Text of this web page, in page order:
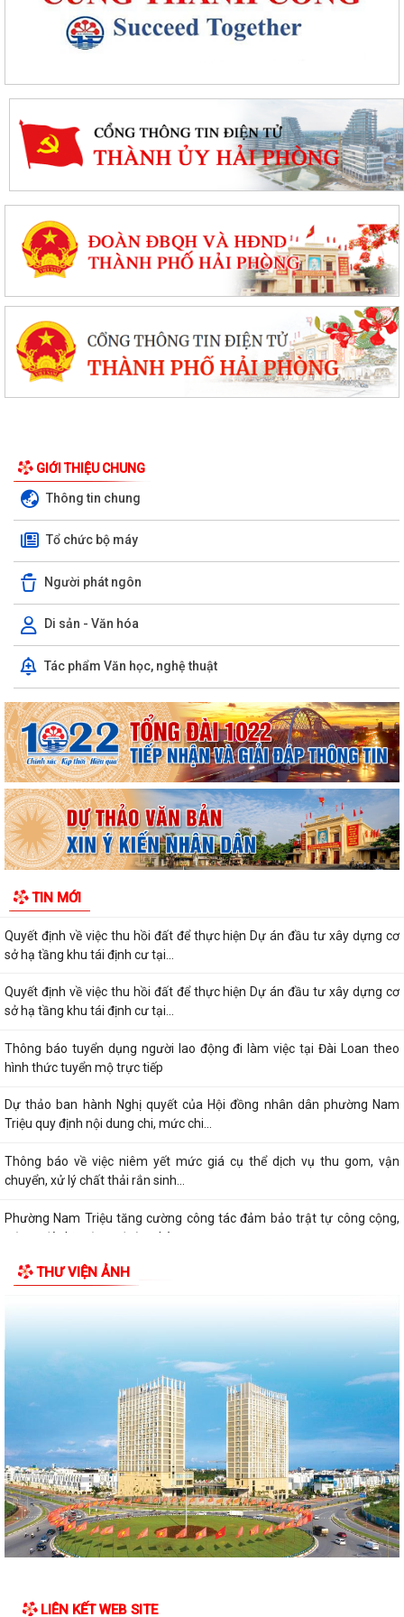
GIỚI THIỆU CHUNG
Thông tin chung
Tổ chức bộ máy
Người phát ngôn
Di sản - Văn hóa
Tác phẩm Văn học, nghệ thuật
TIN MỚI
Chuyển đổi số, thanh toán không dùng tiền mặt và tham gia Bản đồ
Xây dựng Bản đồ Ẩm thực số Hải Phòng và mở rộng mô hình chuyển
đổi số, thanh toán không dùng tiền...
kinh doanh, Hợp tác xã năm 2026
PHƯỜNG NAM TRIỆU TÍCH CỰC TUYÊN TRUYỀN HƯỚNG DẪN NÔNG
DÂN PHÒNG CHỐNG NẮNG NÓNG CHO THỦY SẢN NUÔI
Quyết định về việc ủy quyền thực hiện nhiệm vụ thuộc thẩm quyền của
Ủy ban nhân dân thành phố trong...
Thông báo tàu cá hết hạn Giấy chứng nhận an toàn kỹ thuật (đăng
Thông báo về số lượng, tên gọi các Tổ dân phố trên địa bàn phường
Nam Triệu
Nghị quyết về việc sắp xếp, tổ chức lại tổ dân phố trên địa bàn phường
Nam Triệu
Các quyết định về việc thu hồi đất để thực hiện Dự án đầu tư xây dựng
cơ sở hạ tầng khu tái định...
Ủy ban nhân dân phường Nam...
Điện lực Thủy Nguyên triển khai thanh toán tiền điện không dùng tiền
mặt trên địa bàn Điện lực Thủy...
Đề nghị hỗ trợ giới thiệu nguồn hiện vật và kết nối thân nhân liệt sĩ, cựu
chiến binh phục vụ cuộc...
Quyết định về việc phê duyệt giá đất cụ thể; phương án bồi thường bồi
thường, hỗ trợ, tái định cư...
sở hạ tầng khu tái định cư tại...
Quyết định về việc thu hồi đất để thực hiện Dự án đầu tư xây dựng cơ
sở hạ tầng khu tái định cư tại...
Quyết định về việc thu hồi đất để thực hiện Dự án đầu tư xây dựng cơ
sở hạ tầng khu tái định cư tại...
Thông báo tuyển dụng người lao động đi làm việc tại Đài Loan theo
hình thức tuyển mộ trực tiếp
Dự thảo ban hành Nghị quyết của Hội đồng nhân dân phường Nam
Triệu quy định nội dung chi, mức chi...
Thông báo về việc niêm yết mức giá cụ thể dịch vụ thu gom, vận
chuyển, xử lý chất thải rắn sinh...
Phường Nam Triệu tăng cường công tác đảm bảo trật tự công cộng,
trật tự đô thị, trật tự đường hè...
Công khai phương án sắp xếp, sáp nhập các Tổ dân phố trên địa bàn
sở hạ tầng khu tái định cư tại...
Thông báo về giá cụ thể dịch vụ thu gom, vận chuyển, xử lý chất thải
rắn sinh hoạt trên địa bàn...
QUYẾT ĐỊNH Về việc phê duyệt giá đất cụ thể; phương án bồi thường
bồi thường, hỗ trợ, tái định cư...
QUY MÔ TỔ DÂN PHỐ THEO NGHỊ ĐỊNH 185/2026/NĐ-CP
TĂNG CƯỜNG CÔNG TÁC BẢO VỆ, CHĂM SÓC VÀ GIÁO DỤC TRẺ EM
THƯ VIỆN ẢNH
LIÊN KẾT WEB SITE